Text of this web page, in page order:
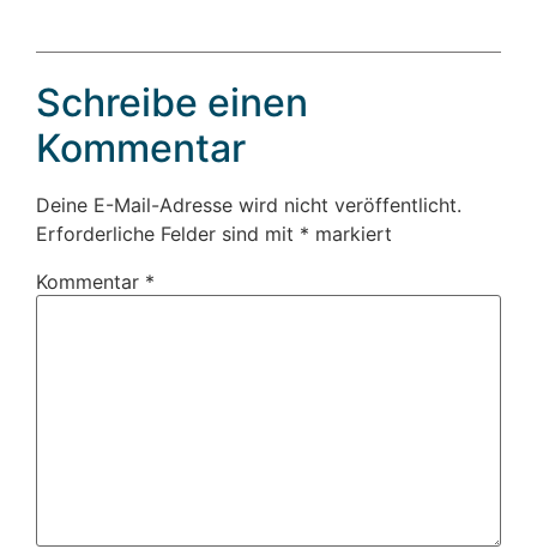
Schreibe einen
Kommentar
Deine E-Mail-Adresse wird nicht veröffentlicht.
Erforderliche Felder sind mit * markiert
Kommentar *